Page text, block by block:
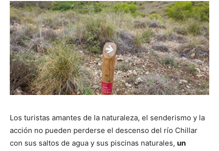
Los turistas amantes de la naturaleza, el senderismo y la
acción no pueden perderse el descenso del río Chillar
con sus saltos de agua y sus piscinas naturales, un